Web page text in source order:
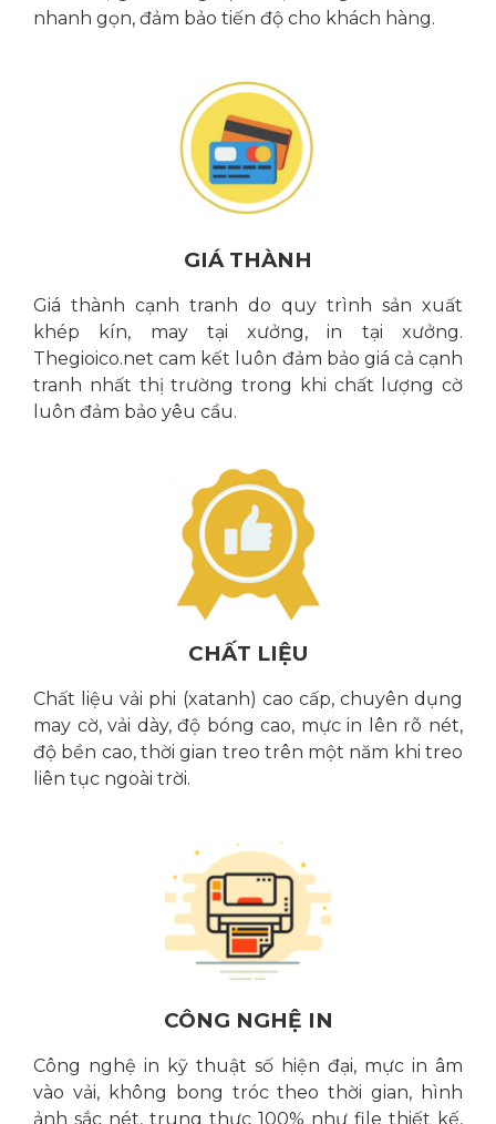
nhanh gọn, đảm bảo tiến độ cho khách hàng.
GIÁ THÀNH
Giá thành cạnh tranh do quy trình sản xuất
khép kín, may tại xưởng, in tại xưởng.
Thegioico.net cam kết luôn đảm bảo giá cả cạnh
tranh nhất thị trường trong khi chất lượng cờ
luôn đảm bảo yêu cầu.
CHẤT LIỆU
Chất liệu vải phi (xatanh) cao cấp, chuyên dụng
may cờ, vải dày, độ bóng cao, mực in lên rõ nét,
độ bền cao, thời gian treo trên một năm khi treo
liên tục ngoài trời.
CÔNG NGHỆ IN
Công nghệ in kỹ thuật số hiện đại, mực in âm
vào vải, không bong tróc theo thời gian, hình
ảnh sắc nét, trung thực 100% như file thiết kế,